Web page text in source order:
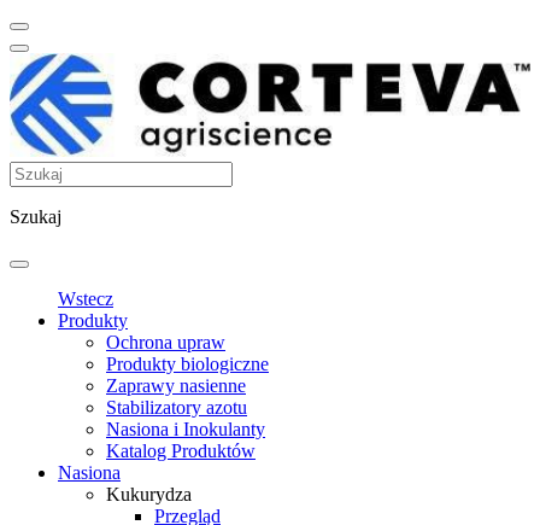
Szukaj
Wstecz
Produkty
Ochrona upraw
Produkty biologiczne
Zaprawy nasienne
Stabilizatory azotu
Nasiona i Inokulanty
Katalog Produktów
Nasiona
Kukurydza
Przegląd